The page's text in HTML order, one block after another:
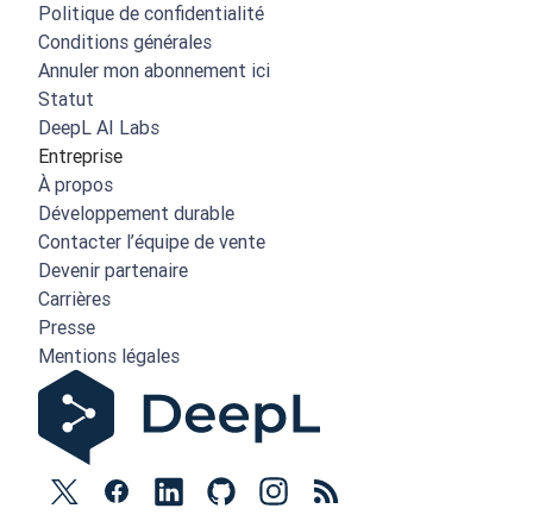
Politique de confidentialité
Conditions générales
Annuler mon abonnement ici
Statut
DeepL AI Labs
Entreprise
À propos
Développement durable
Contacter l’équipe de vente
Devenir partenaire
Carrières
Presse
Mentions légales